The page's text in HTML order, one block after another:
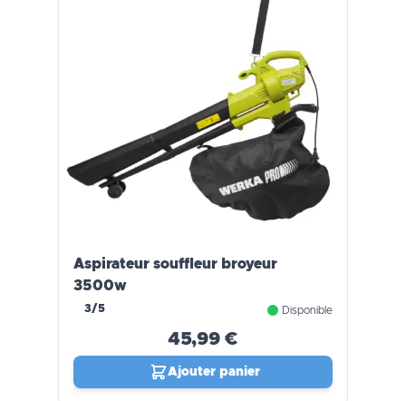
Aspirateur souffleur broyeur
3500w
3/5 Disponible
45,99 €
Ajouter panier